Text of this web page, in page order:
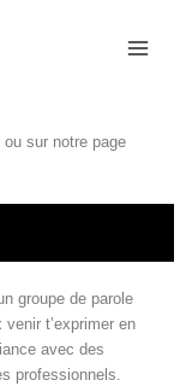
ou sur notre page
groupe de parole
venir t’exprimer en
avec des
professionnels.